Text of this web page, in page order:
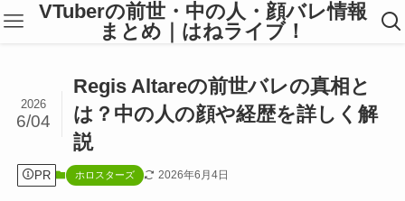
VTuberの前世・中の人・顔バレ情報
まとめ｜はねライブ！
Regis Altareの前世バレの真相と
は？中の人の顔や経歴を詳しく解
説
2026
6/04
PR ホロスターズ 2026年6月4日